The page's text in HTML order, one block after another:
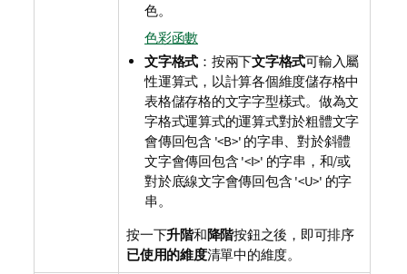
色。
色彩函數
文字格式 ：按兩下文字格式可輸入屬
性運算式，以計算各個維度儲存格中
表格儲存格的文字字型樣式。做為文
字格式運算式的運算式對於粗體文字
會傳回包含 '<B>' 的字串、對於斜體
文字會傳回包含 '<I>' 的字串，和/或
對於底線文字會傳回包含 '<U>' 的字
串。
按一下升階和降階按鈕之後，即可排序
已使用的維度清單中的維度。